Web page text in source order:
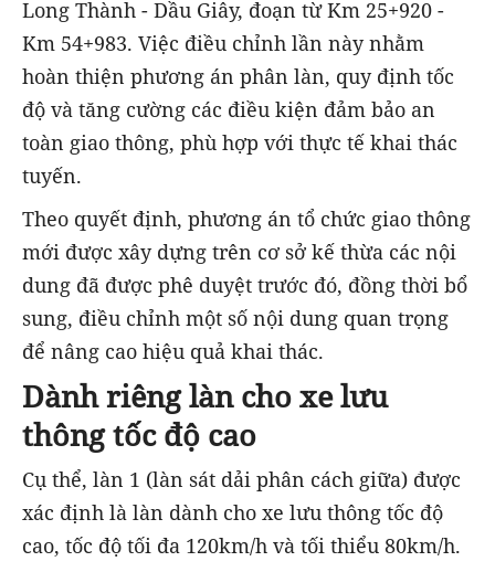
Long Thành - Dầu Giây, đoạn từ Km 25+920 -
Km 54+983. Việc điều chỉnh lần này nhằm
hoàn thiện phương án phân làn, quy định tốc
độ và tăng cường các điều kiện đảm bảo an
toàn giao thông, phù hợp với thực tế khai thác
tuyến.
Theo quyết định, phương án tổ chức giao thông
mới được xây dựng trên cơ sở kế thừa các nội
dung đã được phê duyệt trước đó, đồng thời bổ
sung, điều chỉnh một số nội dung quan trọng
để nâng cao hiệu quả khai thác.
Dành riêng làn cho xe lưu
thông tốc độ cao
Cụ thể, làn 1 (làn sát dải phân cách giữa) được
xác định là làn dành cho xe lưu thông tốc độ
cao, tốc độ tối đa 120km/h và tối thiểu 80km/h.